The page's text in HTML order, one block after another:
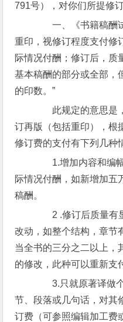
791号），对你们所提修
一、《书籍稿酬试
重印，视修订程度支付修
际情况付酬；修订后，质
基本稿酬的部分或全部，
的印数。”
此规定的意思是，
订再版（包括重印），根
修订费的支付有下列几种
1.增加内容和编幅
际情况付酬，如新增加五
稿酬。
2 .修订后质量有
改动，如整个结构，章节
当全书的三分之二以上，
的修改，此种可以重新支
3.只就原著译做个
节、段落或几句话，对其
订费（可参照编辑加工费